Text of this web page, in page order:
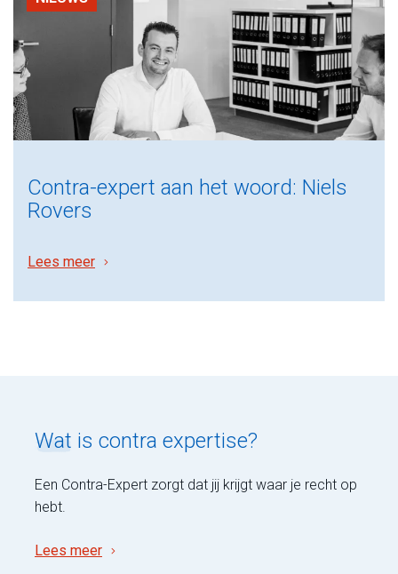
Contra-expert aan het woord: Niels
Rovers
Lees meer
Wat is contra expertise?
Een Contra-Expert zorgt dat jij krijgt waar je recht op
hebt.
Lees meer